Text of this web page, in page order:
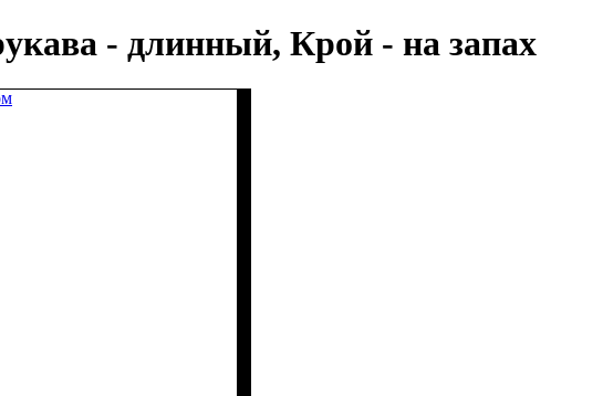
- длинный, Крой - на запах